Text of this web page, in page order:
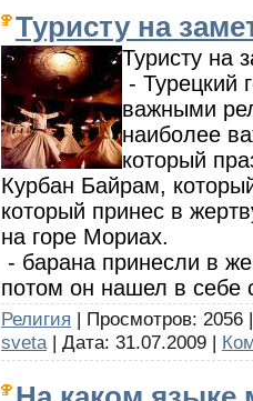
Туристу на
Туристу на
- Турецкий
важными
наиболее
который
Курбан Байрам,
который принес в
на горе Мориах.
- барана принесли в
потом он нашел в себе
Религия | Просмотров: 2056
sveta | Дата: 31.07.2009 |